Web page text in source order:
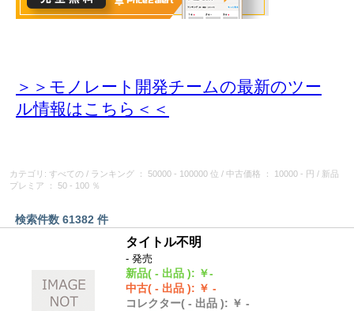
＞＞モノレート開発チームの最新のツー
ル情報はこちら＜＜
カテゴリ: すべての / ランキング ： 50000 - 100000 位 / 中古価格 ： 10000 - 円 / 新品
プレミア
： 50 - 100 ％
検索件数 61382 件
タイトル不明
- 発売
新品( - 出品 ): ￥-
中古( - 出品 ): ￥ -
コレクター( - 出品 ): ￥ -